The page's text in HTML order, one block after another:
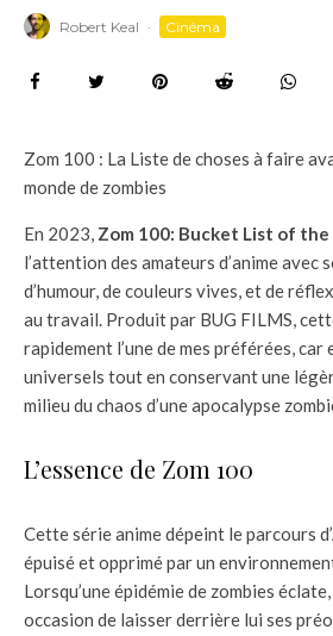
Robert Keal · Cinéma
Zom 100 : La Liste de choses à faire
monde de zombies
En 2023, Zom 100: Bucket List of the
l’attention des amateurs d’anime avec
d’humour, de couleurs vives, et de
au travail. Produit par BUG FILMS,
rapidement l’une de mes préférées, car
universels tout en conservant une
milieu du chaos d’une apocalypse
L’essence de Zom 100
Cette série anime dépeint le parcours
épuisé et opprimé par un
Lorsqu’une épidémie de zombies
occasion de laisser derrière lui ses